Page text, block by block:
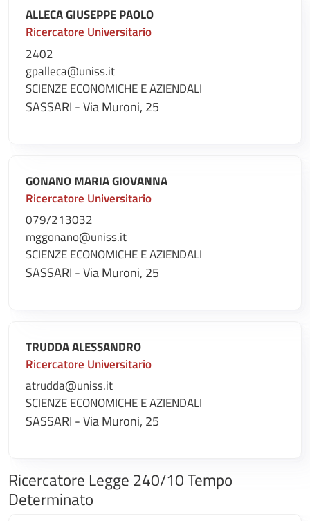
ALLECA GIUSEPPE PAOLO
Ricercatore Universitario
2402
gpalleca@uniss.it
SCIENZE ECONOMICHE E AZIENDALI
SASSARI - Via Muroni, 25
GONANO MARIA GIOVANNA
Ricercatore Universitario
079/213032
mggonano@uniss.it
SCIENZE ECONOMICHE E AZIENDALI
SASSARI - Via Muroni, 25
TRUDDA ALESSANDRO
Ricercatore Universitario
atrudda@uniss.it
SCIENZE ECONOMICHE E AZIENDALI
SASSARI - Via Muroni, 25
Ricercatore Legge 240/10 Tempo
Determinato